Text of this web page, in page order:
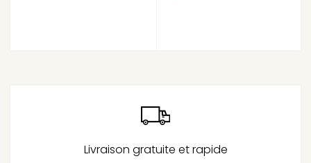
Livraison gratuite et rapide